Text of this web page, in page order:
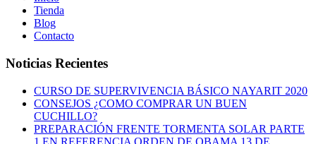
Tienda
Blog
Contacto
Noticias Recientes
CURSO DE SUPERVIVENCIA BÁSICO NAYARIT 2020
CONSEJOS ¿COMO COMPRAR UN BUEN
CUCHILLO?
PREPARACIÓN FRENTE TORMENTA SOLAR PARTE
1 EN REFERENCIA ORDEN DE OBAMA 13 DE